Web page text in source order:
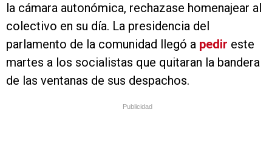
la cámara autonómica, rechazase homenajear al
colectivo en su día. La presidencia del
parlamento de la comunidad llegó a pedir este
martes a los socialistas que quitaran la bandera
de las ventanas de sus despachos.
Publicidad